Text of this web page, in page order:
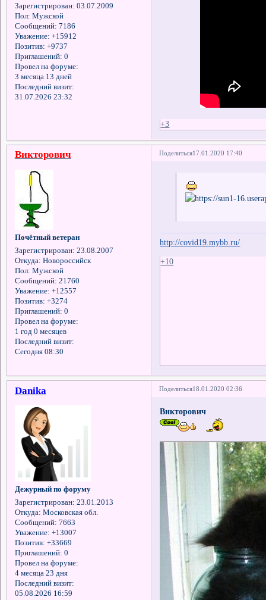
Зарегистрирован: 03.07.2009
Пол: Мужской
Сообщений: 7186
Уважение: +15912
Позитив: +9737
Приглашений: 0
Провел на форуме:
3 месяца 13 дней
Последний визит:
31.07.2026 23:32
+3
Поделиться17.01.2020 17:40
Викторович
Почётный ветеран
Зарегистрирован: 23.08.2007
Откуда: Новороссийск
Пол: Мужской
Сообщений: 21760
Уважение: +12557
Позитив: +3274
Приглашений: 0
Провел на форуме:
1 год 0 месяцев
Последний визит:
Сегодня 08:30
http://covid19.mybb.ru/
+10
Поделиться18.01.2020 02:36
Danika
Дежурный по форуму
Зарегистрирован: 23.01.2013
Откуда: Московская обл.
Сообщений: 7663
Уважение: +13007
Позитив: +33669
Приглашений: 0
Провел на форуме:
4 месяца 23 дня
Последний визит:
05.08.2026 16:59
Викторович